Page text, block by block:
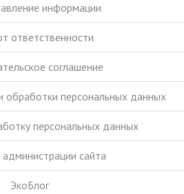
информации
ответственности
соглашение
обработки персональных данных
персональных данных
сайта
ЭкоБлог